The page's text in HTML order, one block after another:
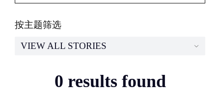
按主题筛选
VIEW ALL STORIES
0 results found